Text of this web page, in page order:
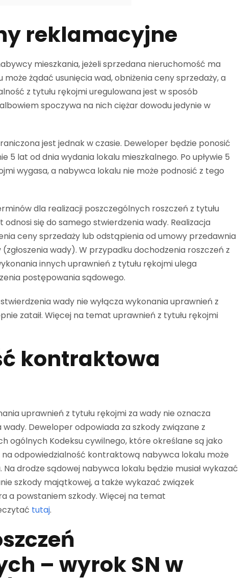
reklamacyjne
mieszkania, jeżeli sprzedana nieruchomość ma
żądać usunięcia wad, obniżenia ceny sprzedaży, a
z tytułu rękojmi uregulowana jest w sposób
spoczywa na nich ciężar dowodu jedynie w
jest jednak w czasie. Deweloper będzie ponosić
5 lat od dnia wydania lokalu mieszkalnego. Po upływie 5
wygasa, a nabywca lokalu nie może podnosić z tego
dla realizacji poszczególnych roszczeń z tytułu
się do samego stwierdzenia wady. Realizacja
ceny sprzedaży lub odstąpienia od umowy przedawnia
wady). W przypadku dochodzenia roszczeń z
innych uprawnień z tytułu rękojmi ulega
postępowania sądowego.
wady nie wyłącza wykonania uprawnień z
zataił. Więcej na temat uprawnień z tytułu rękojmi
kontraktowa
uprawnień z tytułu rękojmi za wady nie oznacza
Deweloper odpowiada za szkody związane z
ogólnych Kodeksu cywilnego, które określane są jako
odpowiedzialność kontraktową nabywca lokalu może
drodze sądowej nabywca lokalu będzie musiał wykazać
szkody majątkowej, a także wykazać związek
a powstaniem szkody. Więcej na temat
tutaj.
– wyrok SN w